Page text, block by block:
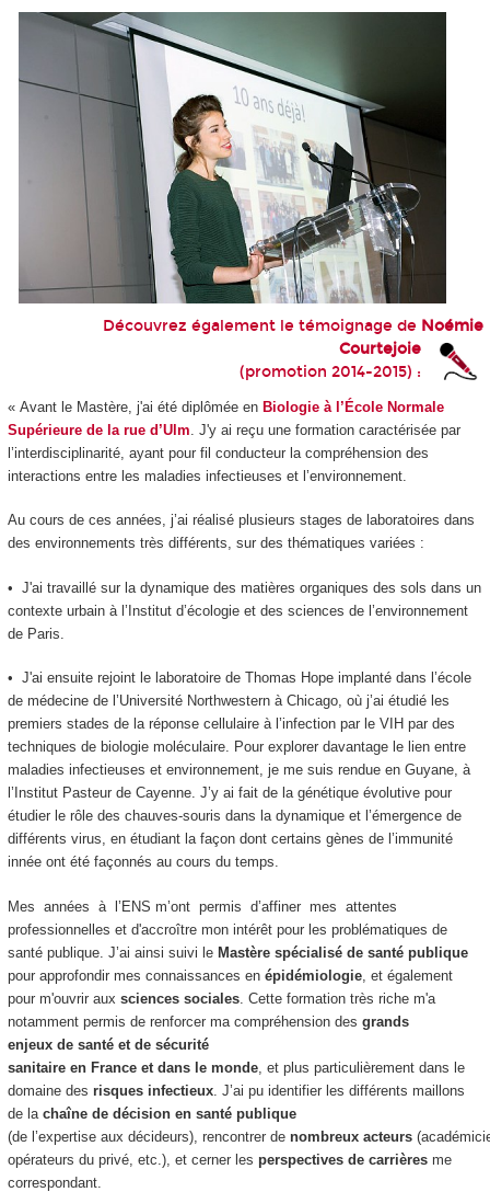
Découvrez également le témoignage de Noémie
Courtejoie
(promotion 2014-2015) :
« Avant le Mastère, j'ai été diplômée en Biologie à l’École Normale
Supérieure de la rue d’Ulm . J'y ai reçu une formation caractérisée par
l’interdisciplinarité, ayant pour fil conducteur la compréhension des
interactions entre les maladies infectieuses et l’environnement.
Au cours de ces années, j’ai réalisé plusieurs stages de laboratoires dans
des environnements très différents, sur des thématiques variées :
• J'ai travaillé sur la dynamique des matières organiques des sols dans un
contexte urbain à l’Institut d’écologie et des sciences de l’environnement
de Paris.
• J'ai ensuite rejoint le laboratoire de Thomas Hope implanté dans l’école
de médecine de l’Université Northwestern à Chicago, où j’ai étudié les
premiers stades de la réponse cellulaire à l’infection par le VIH par des
techniques de biologie moléculaire. Pour explorer davantage le lien entre
maladies infectieuses et environnement, je me suis rendue en Guyane, à
l’Institut Pasteur de Cayenne. J’y ai fait de la génétique évolutive pour
étudier le rôle des chauves-souris dans la dynamique et l’émergence de
différents virus, en étudiant la façon dont certains gènes de l’immunité
innée ont été façonnés au cours du temps.
Mes années à l’ENS m’ont permis d’affiner mes attentes
professionnelles et d'accroître mon intérêt pour les problématiques de
santé publique. J’ai ainsi suivi le Mastère spécialisé de santé publique
pour approfondir mes connaissances en épidémiologie, et également
pour m'ouvrir aux sciences sociales. Cette formation très riche m'a
notamment permis de renforcer ma compréhension des grands
enjeux de santé et de sécurité
sanitaire en France et dans le monde, et plus particulièrement dans le
domaine des risques infectieux. J’ai pu identifier les différents maillons
de la chaîne de décision en santé publique
(de l’expertise aux décideurs), rencontrer de nombreux acteurs
opérateurs du privé, etc.), et cerner les perspectives de carrièresme
correspondant.